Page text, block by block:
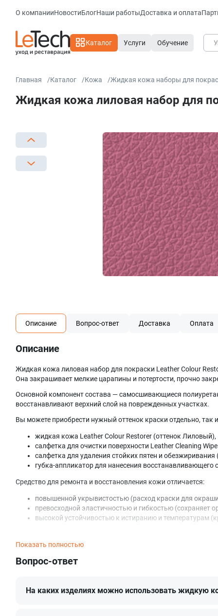
О компанииНовостиБлогНаши работыДоставка и оплата
Каталог Услуги Обучение
Главная Каталог Кожа Жидкая кожа наборы для
Жидкая кожа лиловая набор для
Описание Вопрос-ответ Доставка Оплата
Описание
Жидкая кожа лиловая набор для покраски Leather Colour
Она закрашивает мелкие царапины и потертости, прочно
Основной компонент состава — самосшивающиеся
восстанавливают верхний слой на поврежденных участках.
Вы можете приобрести нужный оттенок краски отдельно, так
жидкая кожа Leather Colour Restorer (оттенок Лиловый),
салфетка для очистки поверхности Leather Cleaning
салфетка для удаления стойких пятен и обезжиривания
губка-аппликатор для нанесения восстанавливающего
Средство для ремонта и восстановления кожи отличается:
повышенной укрывистостью (расход краски для
превосходной эластичностью и гибкостью (сохраняет
высокой устойчивостью к истиранию и температурам
Например, Лиловый из каталога LeTech соответствует
Состав идеально подходит для окрашивания:
Показать полностью
Вопрос-ответ
На каких изделиях можно использовать жидкую